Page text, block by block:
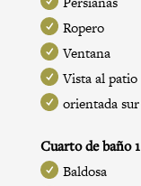
Ropero
Ventana
Vista al patio
orientada sur
Cuarto de baño 1
Baldosa